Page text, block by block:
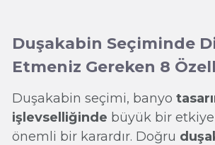
Duşakabin Seçiminde
Etmeniz Gereken 8
Duşakabin seçimi, banyo
işlevselliğinde büyük bir
önemli bir karardır. Doğru